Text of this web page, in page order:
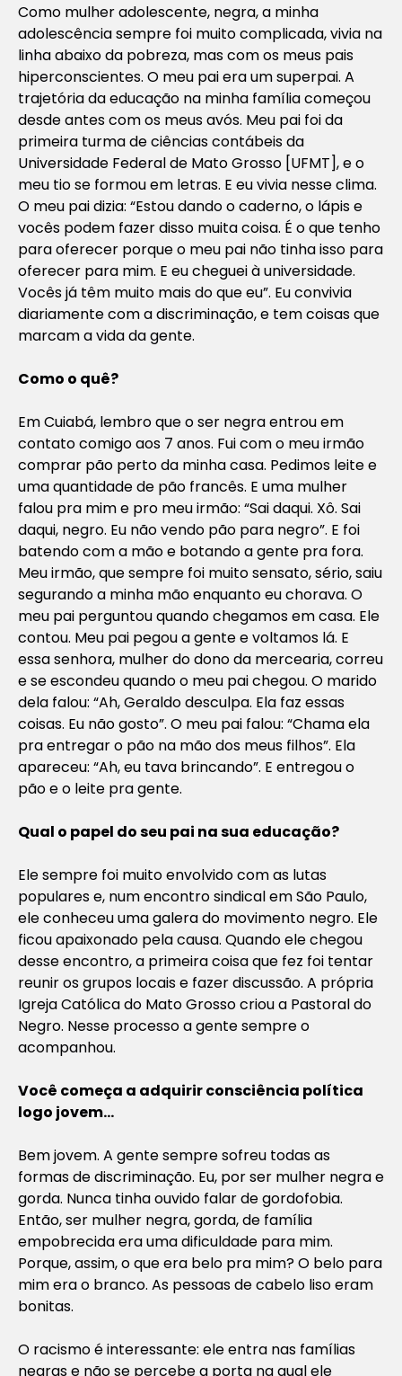
Como mulher adolescente, negra, a minha
adolescência sempre foi muito complicada, vivia na
linha abaixo da pobreza, mas com os meus pais
hiperconscientes. O meu pai era um superpai. A
trajetória da educação na minha família começou
desde antes com os meus avós. Meu pai foi da
primeira turma de ciências contábeis da
Universidade Federal de Mato Grosso [UFMT], e o
meu tio se formou em letras. E eu vivia nesse clima.
O meu pai dizia: “Estou dando o caderno, o lápis e
vocês podem fazer disso muita coisa. É o que tenho
para oferecer porque o meu pai não tinha isso para
oferecer para mim. E eu cheguei à universidade.
Vocês já têm muito mais do que eu”. Eu convivia
diariamente com a discriminação, e tem coisas que
marcam a vida da gente.
Como o quê?
Em Cuiabá, lembro que o ser negra entrou em
contato comigo aos 7 anos. Fui com o meu irmão
comprar pão perto da minha casa. Pedimos leite e
uma quantidade de pão francês. E uma mulher
falou pra mim e pro meu irmão: “Sai daqui. Xô. Sai
daqui, negro. Eu não vendo pão para negro”. E foi
batendo com a mão e botando a gente pra fora.
Meu irmão, que sempre foi muito sensato, sério, saiu
segurando a minha mão enquanto eu chorava. O
meu pai perguntou quando chegamos em casa. Ele
contou. Meu pai pegou a gente e voltamos lá. E
essa senhora, mulher do dono da mercearia, correu
e se escondeu quando o meu pai chegou. O marido
dela falou: “Ah, Geraldo desculpa. Ela faz essas
coisas. Eu não gosto”. O meu pai falou: “Chama ela
pra entregar o pão na mão dos meus filhos”. Ela
apareceu: “Ah, eu tava brincando”. E entregou o
pão e o leite pra gente.
Qual o papel do seu pai na sua educação?
Ele sempre foi muito envolvido com as lutas
populares e, num encontro sindical em São Paulo,
ele conheceu uma galera do movimento negro. Ele
ficou apaixonado pela causa. Quando ele chegou
desse encontro, a primeira coisa que fez foi tentar
reunir os grupos locais e fazer discussão. A própria
Igreja Católica do Mato Grosso criou a Pastoral do
Negro. Nesse processo a gente sempre o
acompanhou.
Você começa a adquirir consciência política
logo jovem…
Bem jovem. A gente sempre sofreu todas as
formas de discriminação. Eu, por ser mulher negra e
gorda. Nunca tinha ouvido falar de gordofobia.
Então, ser mulher negra, gorda, de família
empobrecida era uma dificuldade para mim.
Porque, assim, o que era belo pra mim? O belo para
mim era o branco. As pessoas de cabelo liso eram
bonitas.
O racismo é interessante: ele entra nas famílias
negras e não se percebe a porta na qual ele